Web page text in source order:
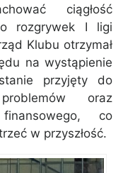
ciągłość
rozgrywek I ligi
Klubu otrzymał
na wystąpienie
przyjęty do
oraz
co
w przyszłość.